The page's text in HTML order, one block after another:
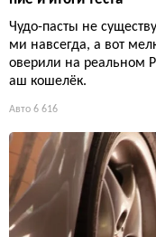
Чудо-пасты не
ми навсегда, а вот
оверили на реальном
аш кошелёк.
Авто 6 616